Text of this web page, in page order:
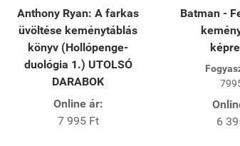
Anthony Ryan: A farkas
üvöltése keménytáblás
könyv (Hollópenge-
duológia 1.) UTOLSÓ
DARABOK
Online ár:
7 995 Ft
Batman -
6